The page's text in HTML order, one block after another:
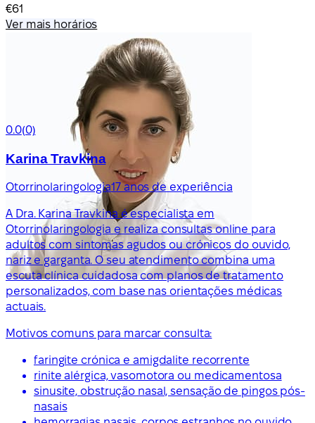
€61
Ver mais horários
0.0(0)
Karina Travkina
Otorrinolaringologia17 anos de experiência
A Dra. Karina Travkina é especialista em
Otorrinolaringologia e realiza consultas online para
adultos com sintomas agudos ou crónicos do ouvido,
nariz e garganta. O seu atendimento combina uma
escuta clínica cuidadosa com planos de tratamento
personalizados, com base nas orientações médicas
actuais.
Motivos comuns para marcar consulta:
faringite crónica e amigdalite recorrente
rinite alérgica, vasomotora ou medicamentosa
sinusite, obstrução nasal, sensação de pingos pós-
nasais